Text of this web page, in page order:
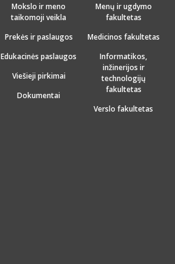
Mokslo ir meno
taikomoji veikla
Prekės ir paslaugos
Edukacinės paslaugos
Viešieji pirkimai
Dokumentai
Menų ir ugdymo
fakultetas
Medicinos fakultetas
Informatikos,
inžinerijos ir
technologijų
fakultetas
Verslo fakultetas